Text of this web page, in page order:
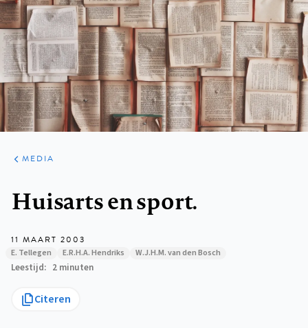
ARTIKELEN
VARIA
MEDIA
Huisarts en sport.
11 MAART 2003
E. Tellegen E.R.H.A. Hendriks W.J.H.M. van den Bosch
Leestijd 2 minuten
Citeren